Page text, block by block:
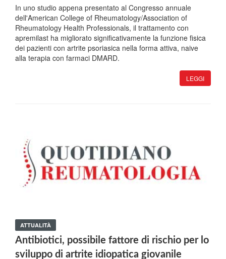
In uno studio appena presentato al Congresso annuale
dell'American College of Rheumatology/Association of
Rheumatology Health Professionals, il trattamento con
apremilast ha migliorato significativamente la funzione fisica
dei pazienti con artrite psoriasica nella forma attiva, naive
alla terapia con farmaci DMARD.
LEGGI
ATTUALITÀ
Antibiotici, possibile fattore di rischio per lo
sviluppo di artrite idiopatica giovanile